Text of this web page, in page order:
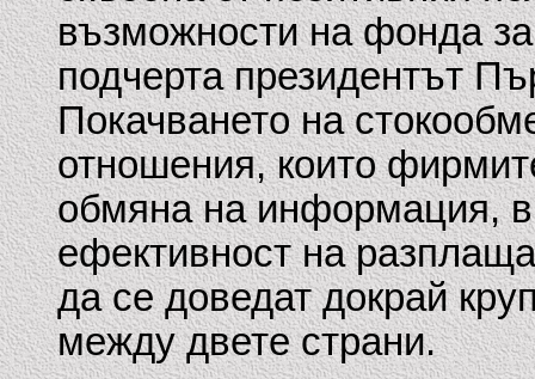
възможности на фонда за
подчерта президентът
Покачването на
отношения, които
обмяна на информация,
ефективност на
да се доведат докрай
между двете страни.